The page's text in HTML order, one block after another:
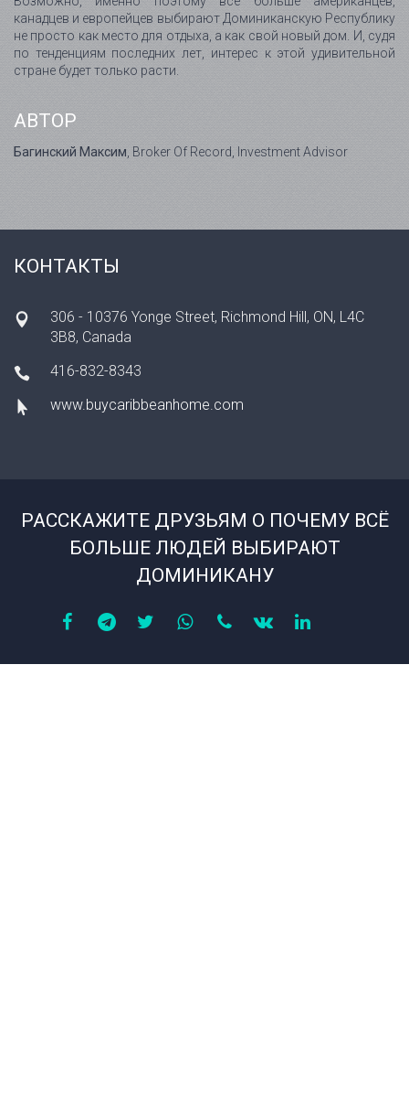
канадцев и европейцев выбирают Доминиканскую Республику
не просто как место для отдыха, а как свой новый дом. И, судя
по тенденциям последних лет, интерес к этой удивительной
стране будет только расти.
АВТОР
Багинский Максим , Broker Of Record, Investment Advisor
КОНТАКТЫ
306 - 10376 Yonge Street, Richmond Hill, ON, L4C
3B8, Canada
416-832-8343
www.buycaribbeanhome.com
РАССКАЖИТЕ ДРУЗЬЯМ О ПОЧЕМУ ВСЁ
БОЛЬШЕ ЛЮДЕЙ ВЫБИРАЮТ
ДОМИНИКАНУ